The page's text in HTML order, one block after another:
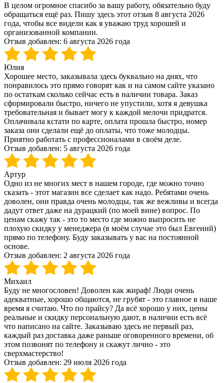
В целом огромное спасибо за вашу работу, обязательно буду
обращаться ещё раз. Пишу здесь этот отзыв 8 августа 2026
года, чтобы все видели как я уважаю труд хорошей и
организованной компании.
Отзыв добавлен: 6 августа 2026 года
Юлия
Хорошее место, заказывала здесь буквально на днях, что
понравилось это прямо говорят как и на самом сайте указано
по остаткам сколько сейчас есть в наличии товара. Заказ
сформировали быстро, ничего не упустили, хотя я девушка
требовательная и бывает могу к каждой мелочи придратся.
Оплачивала кстати по карте, оплата прошла быстро, номер
заказа они сделали ещё до оплаты, что тоже молодцы.
Приятно работать с профессионалами в своём деле.
Отзыв добавлен: 5 августа 2026 года
Артур
Одно из не многих мест в нашем городе, где можно точно
сказать - этот магазин все сделает как надо. Ребятами очень
доволен, они правда очень молодцы, так же вежливы и всегда
дадут ответ даже на дурацкий (по моей вине) вопрос. По
ценам скажу так - это то место где можно выпросить не
плохую скидку у менеджера (в моём случае это был Евгений)
прямо по телефону. Буду заказывать у вас на постоянной
основе.
Отзыв добавлен: 2 августа 2026 года
Михаил
Буду не многословен! Доволен как жираф! Люди очень
адекватные, хорошо общаются, не грубят - это главное в наше
время я считаю. Что по прайсу? Да всё хорошо у них, цены
реальные и скидку персональную дают, в наличии есть всё
что написано на сайте. Заказываю здесь не первый раз,
каждый раз доставка даже раньше оговоренного времени, об
этом позвонят по телефону и скажут лично - это
сверхмастерство!
Отзыв добавлен: 29 июля 2026 года